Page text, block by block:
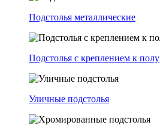
Подстолья металлические
Подстолья с креплением к полу
Уличные подстолья